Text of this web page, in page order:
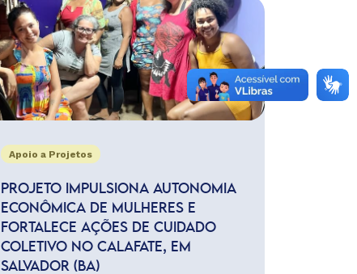
Apoio a Projetos
PROJETO IMPULSIONA AUTONOMIA
ECONÔMICA DE MULHERES E
FORTALECE AÇÕES DE CUIDADO
COLETIVO NO CALAFATE, EM
SALVADOR (BA)